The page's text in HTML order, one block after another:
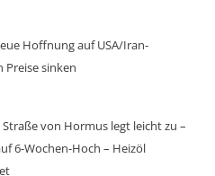
Hoffnung auf USA/Iran-
Preise sinken
von Hormus legt leicht zu –
6-Wochen-Hoch – Heizöl